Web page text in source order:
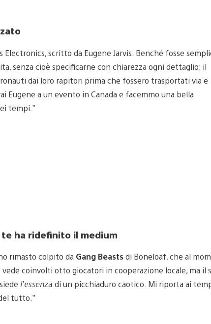
scritto da Eugene Jarvis. Benché fosse
senza cioè specificarne con chiarezza ogni dettaglio: il
dai loro rapitori prima che fossero trasportati via e
a un evento in Canada e facemmo una bella
tempi.”
ha ridefinito il medium
rimasto colpito da Gang Beastsdi Boneloaf, che al
coinvolti otto giocatori in cooperazione locale, ma il
l’essenza di un picchiaduro caotico. Mi riporta ai
tutto.”